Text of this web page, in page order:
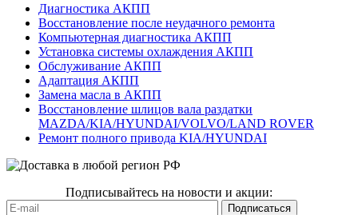
Диагностика АКПП
Восстановление после неудачного ремонта
Компьютерная диагностика АКПП
Установка системы охлаждения АКПП
Обслуживание АКПП
Адаптация АКПП
Замена масла в АКПП
Восстановление шлицов вала раздатки
MAZDA/KIA/HYUNDAI/VOLVO/LAND ROVER
Ремонт полного привода KIA/HYUNDAI
Подписывайтесь на новости и акции: